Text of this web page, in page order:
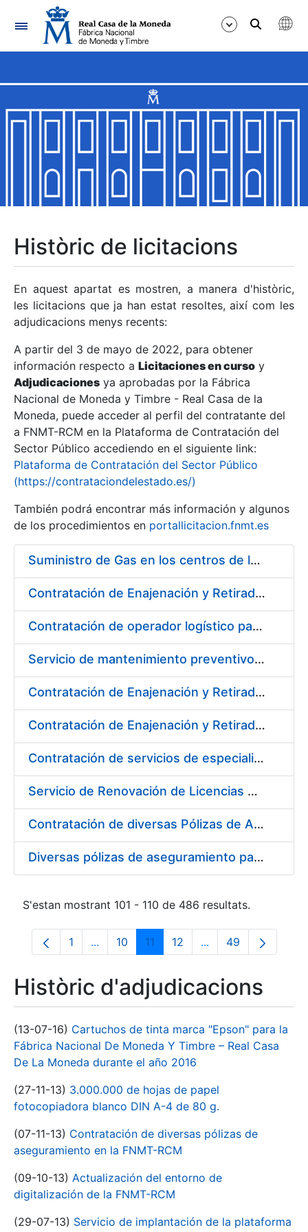
Navegació
Mostra/Amaga
Mostra/Amaga
Mostra/Amaga
Mostra/Amaga
Mostra/Amaga
Mostra/Amaga
Històric de licitacions
En aquest apartat es mostren, a manera d'històric,
les licitacions que ja han estat resoltes, així com les
adjudicacions menys recents:
A partir del 3 de mayo de 2022, para obtener
información respecto a Licitaciones en curso y
Adjudicaciones ya aprobadas por la Fábrica
Nacional de Moneda y Timbre - Real Casa de la
Moneda, puede acceder al perfil del contratante del
a FNMT-RCM en la Plataforma de Contratación del
Sector Público accediendo en el siguiente link:
Plataforma de Contratación del Sector Público
(https://contrataciondelestado.es/)
También podrá encontrar más información y algunos
de los procedimientos en portallicitacion.fnmt.es
Suministro de Gas en los centros de la FNMT-RCM de Madrid y Burgos, durante el año 2020
Contratación de Enajenación y Retirada de Recortes Sobrantes y Desperdicios de Papel Impreso y no Impreso durante el Año 2020
Contratación de operador logístico para distintos servicios de transporte de seguridad de mercancías de la Fábrica Nacional de Moneda y Timbre - Real Casa de la Moneda
Servicio de mantenimiento preventivo de la instalación del sistema centralizado de recogida de papelote de timbre e imprenta
Contratación de Enajenación y Retirada de Residuos de PVC, Policarbonato y Plásticos durante el año 2020
Contratación de Enajenación y Retirada de Chatarra de Hierro, Acero y Chapa de la RCM-FNMT
Contratación de servicios de especialistas técnicos en prevención y extinción de incendios para los centros de Madrid y Burgos de la FNMT-RCM
Servicio de Renovación de Licencias Adobe
Contratación de diversas Pólizas de Aseguramiento para la Fábrica Nacional de Moneda y Timbre - Real Casa de la Moneda
Diversas pólizas de aseguramiento para la Fábrica Nacional de Moneda y Timbre - Real Casa de la Moneda
S'estan mostrant 101 - 110 de 486 resultats.
Pàgina
1 ...Pàgines intermèdies Utilitzeu TAB per
Pàgina
10 Pàgina
11 Pàgina
12 ...PàginesPàgina
49
Històric d'adjudicacions
(13-07-16) Cartuchos de tinta marca "Epson" para la
Fábrica Nacional De Moneda Y Timbre – Real Casa
De La Moneda durante el año 2016
(27-11-13) 3.000.000 de hojas de papel
fotocopiadora blanco DIN A-4 de 80 g.
(07-11-13) Contratación de diversas pólizas de
aseguramiento en la FNMT-RCM
(09-10-13) Actualización del entorno de
digitalización de la FNMT-RCM
(29-07-13) Servicio de implantación de la plataforma